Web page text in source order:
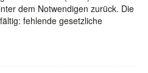
dem Notwendigen zurück. Die
fehlende gesetzliche